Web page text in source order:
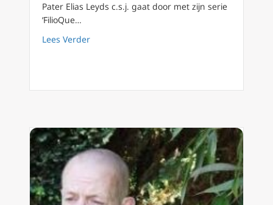
Pater Elias Leyds c.s.j. gaat door met zijn serie
‘FilioQue…
Lees Verderabout FilioQue 99: hij ziet de vader in de